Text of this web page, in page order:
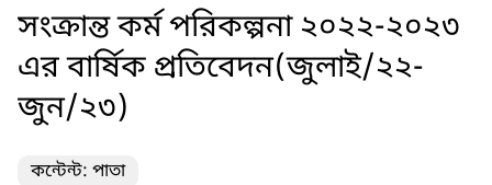
সংক্রান্ত কর্ম পরিকল্পনা ২০২২-২০২৩
এর বার্ষিক প্রতিবেদন(জুলাই/২২-
জুন/২৩)
কন্টেন্ট: পাতা